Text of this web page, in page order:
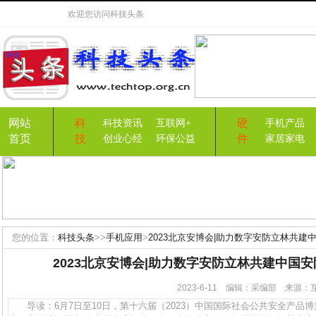
欢迎您访问科技头条
网站
首页
科
技
科技资讯
互联网+
创业心经
环保公益
硬
件
手机产品
家居家电
您的位置： 科技头条>>手机应用>2023北京安博会|助力数字安防立林共建
2023北京安博会|助力数字安防立林共建中国
2023-6-11 编辑：采编部 来源
导读：6月7日至10日，第十六届（2023）中国国际社会公共安全产品博